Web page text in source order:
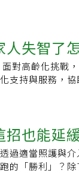
人失智了
效照顧
對高齡化挑戰
支持與服務，
招也能延
過適當照護與
的「勝利」？